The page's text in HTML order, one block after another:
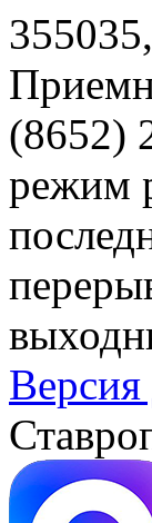
(8652)
режим